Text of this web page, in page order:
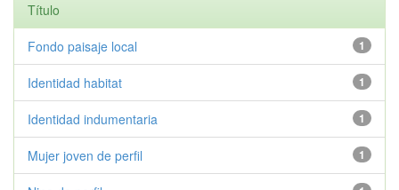
Título
1
Fondo paisaje local
1
Identidad habitat
1
Identidad indumentaria
1
Mujer joven de perfil